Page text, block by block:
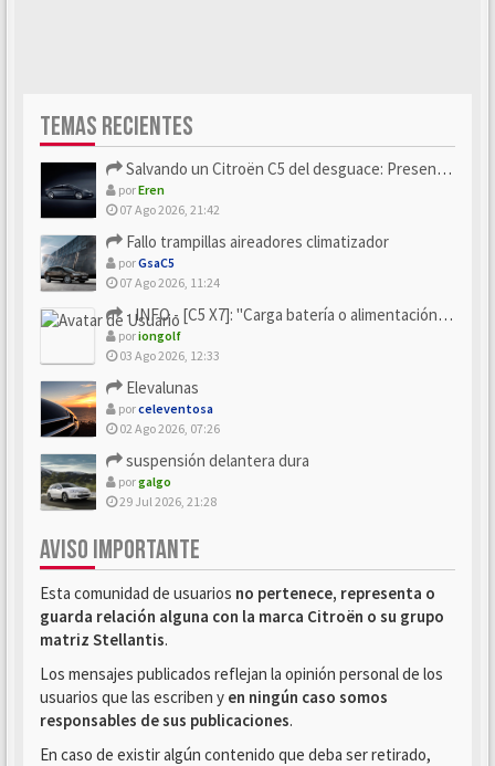
TEMAS RECIENTES
Salvando un Citroën C5 del desguace: Presentación y seguimiento
porEren
07 Ago 2026, 21:42
Fallo trampillas aireadores climatizador
porGsaC5
07 Ago 2026, 11:24
- INFO - [C5 X7]: "Carga batería o alimentación eléctri...
poriongolf
03 Ago 2026, 12:33
Elevalunas
porceleventosa
02 Ago 2026, 07:26
suspensión delantera dura
porgalgo
29 Jul 2026, 21:28
AVISO IMPORTANTE
Esta comunidad de usuarios no pertenece, representa o
guarda relación alguna con la marca Citroën o su grupo
matriz Stellantis.
Los mensajes publicados reflejan la opinión personal de los
usuarios que las escriben y en ningún caso somos
responsables de sus publicaciones.
En caso de existir algún contenido que deba ser retirado,